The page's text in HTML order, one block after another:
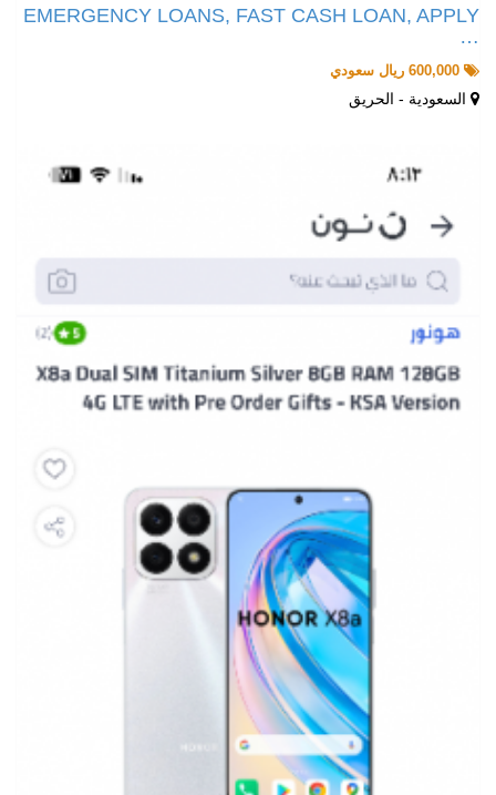
EMERGENCY LOANS, FAST CASH LOAN, APPLY
…
السعودية - الحريق